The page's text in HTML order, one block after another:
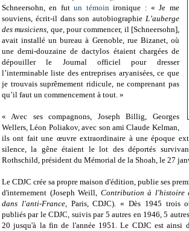
Schneersohn, en futun témoinironique : « Je me
souviens, écrit-il dans son autobiographie L’auberge
des musiciens, que, pour commencer, il [Schneersohn],
avait installé un bureau à Grenoble, rue Bizanet, où
une demi-douzaine de dactylos étaient chargées de
dépouiller le Journal officiel pour dresser
l’interminable liste des entreprises aryanisées, ce que
je trouvais suprêmement ridicule, ne comprenant pas
qu’il faut un commencement à tout. »
« Avec ses compagnons, Joseph Billig, Georges
Wellers, Léon Poliakov, avec son ami Claude Kelman,
ils ont fait une œuvre extraordinaire à une époque
silence, la gêne étaient le lot des déportés
Rothschild, président du Mémorial de la Shoah, le 27
Le CDJC crée sa propre maison d'édition, publie ses
d'internement (Joseph Weill, Contribution à l'histoire
dans l'anti-France, Paris, CDJC). « Dès 1945 trois
publiés par le CDJC, suivis par 5 autres en 1946, 5
20 jusqu'à la fin de l'année 1951. Le CDJC est ainsi